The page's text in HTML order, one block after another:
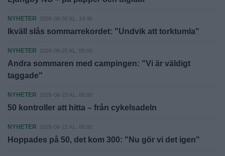
NYHETER 2026-06-30 KL. 14:46
Ikväll slås sommarrekordet: "Undvik att torktumla"
NYHETER 2026-06-25 KL. 06:00
Andra sommaren med campingen: "Vi är väldigt
taggade"
NYHETER 2026-06-23 KL. 06:00
50 kontroller att hitta – från cykelsadeln
NYHETER 2026-06-22 KL. 06:00
Hoppades på 50, det kom 300: "Nu gör vi det igen"